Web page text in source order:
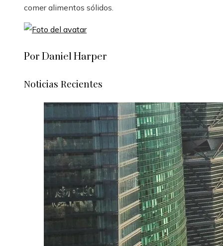
comer alimentos sólidos.
Por Daniel Harper
Noticias Recientes